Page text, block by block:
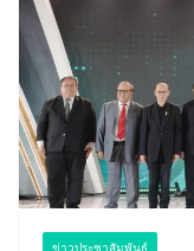
ข่าวประชาสัมพันธ์